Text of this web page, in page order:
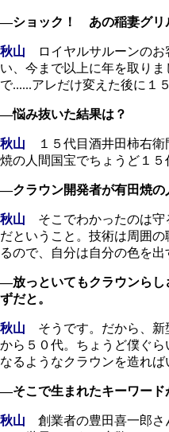
―ショック！ あの稲妻グリ
秋山 ロイヤルサルーンのお
い、今まで以上に年を取り
で......アレだけ変えた後に１
―悩み抜いた結果は？
秋山 １５代目酒井田柿右衛
焼の人間国宝でちょうど１５
―クラウン開発者が有田焼の
秋山 そこでわかったのは守
だということ。技術は周囲
るので、自分は自分の色を出
―放っといてもクラウンらし
ずだと。
秋山 そうです。だから、新
から５０代。ちょうど僕ぐら
なるようなクラウンを造れば
―そこで生まれたキーワード
秋山 創業者の豊田喜一郎さ